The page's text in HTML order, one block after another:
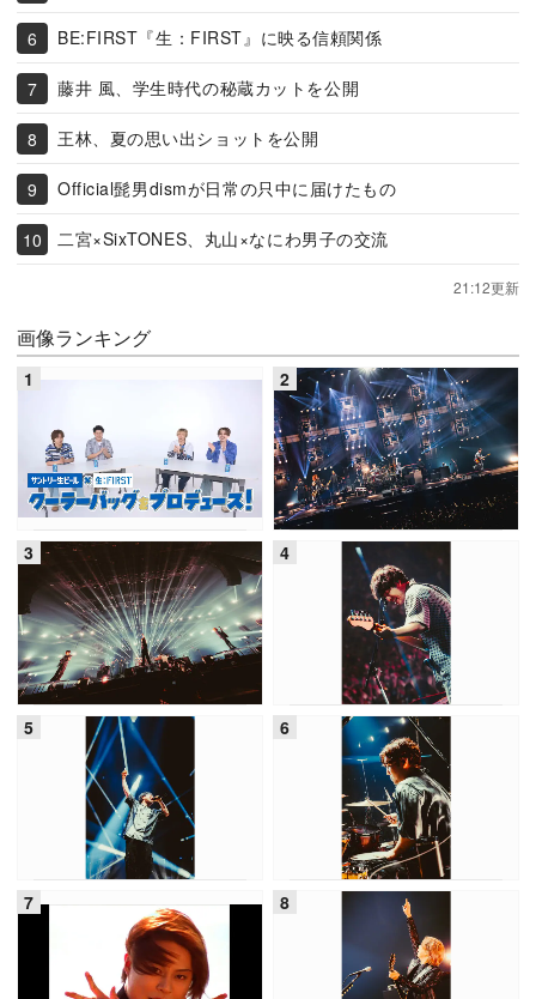
BE:FIRST『生：FIRST』に映る信頼関係
藤井 風、学生時代の秘蔵カットを公開
王林、夏の思い出ショットを公開
Official髭男dismが日常の只中に届けたもの
二宮×SixTONES、丸山×なにわ男子の交流
21:12更新
画像ランキング